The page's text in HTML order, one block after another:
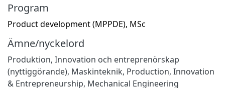
Program
Product development (MPPDE), MSc
Ämne/nyckelord
Produktion, Innovation och entreprenörskap
(nyttiggörande), Maskinteknik, Production, Innovation
& Entrepreneurship, Mechanical Engineering